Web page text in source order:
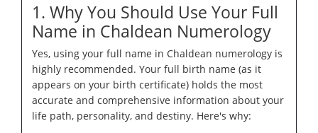
1. Why You Should Use Your Full
Name in Chaldean Numerology
Yes, using your full name in Chaldean numerology is
highly recommended. Your full birth name (as it
appears on your birth certificate) holds the most
accurate and comprehensive information about your
life path, personality, and destiny. Here's why: